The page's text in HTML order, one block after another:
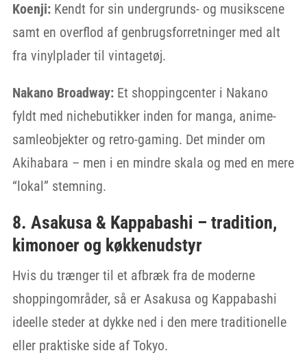
Koenji:Kendt for sin undergrunds- og musikscene
samt en overflod af genbrugsforretninger med alt
fra vinylplader til vintagetøj.
Nakano Broadway:Et shoppingcenter i Nakano
fyldt med nichebutikker inden for manga, anime-
samleobjekter og retro-gaming. Det minder om
Akihabara – men i en mindre skala og med en mere
“lokal” stemning.
8. Asakusa & Kappabashi – tradition,
kimonoer og køkkenudstyr
Hvis du trænger til et afbræk fra de moderne
shoppingområder, så er Asakusa og Kappabashi
ideelle steder at dykke ned i den mere traditionelle
eller praktiske side af Tokyo.